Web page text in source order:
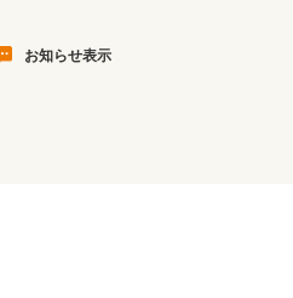
お知らせ表示